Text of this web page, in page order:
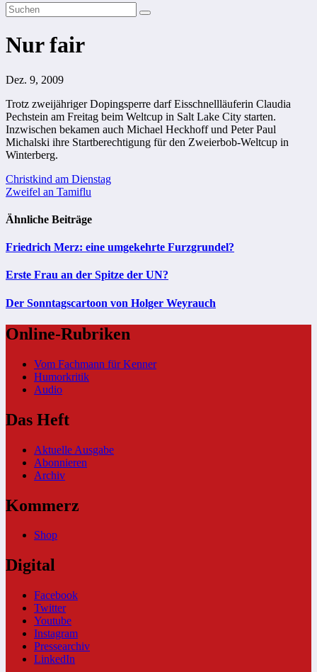
Nur fair
Dez. 9, 2009
Trotz zweijähriger Dopingsperre darf Eisschnellläuferin Claudia
Pechstein am Freitag beim Weltcup in Salt Lake City starten.
Inzwischen bekamen auch Michael Heckhoff und Peter Paul
Michalski ihre Startberechtigung für den Zweierbob-Weltcup in
Winterberg.
Beitragsnavigation
Christkind am Dienstag
Zweifel an Tamiflu
Ähnliche Beiträge
Friedrich Merz: eine umgekehrte Furzgrundel?
Erste Frau an der Spitze der UN?
Der Sonntagscartoon von Holger Weyrauch
Online-Rubriken
Vom Fachmann für Kenner
Humorkritik
Audio
Das Heft
Aktuelle Ausgabe
Abonnieren
Archiv
Kommerz
Shop
Digital
Facebook
Twitter
Youtube
Instagram
Pressearchiv
LinkedIn